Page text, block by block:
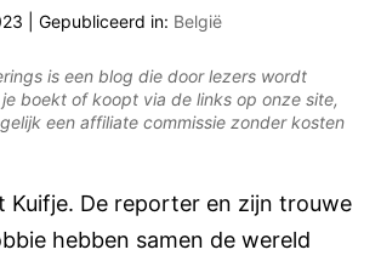
|Gepubliceerd in: België
is een blog die door lezers wordt
boekt of koopt via de links op onze site,
een affiliate commissie zonder kosten
Kuifje. De reporter en zijn trouwe
hebben samen de wereld